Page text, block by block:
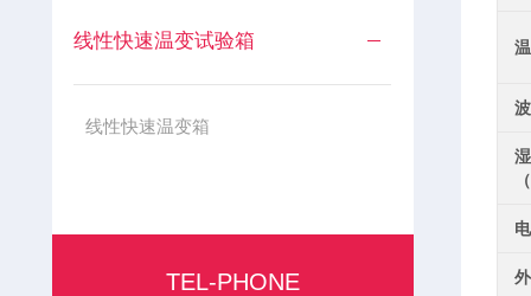
线性快速温变试验箱
线性快速温变箱
TEL-PHONE